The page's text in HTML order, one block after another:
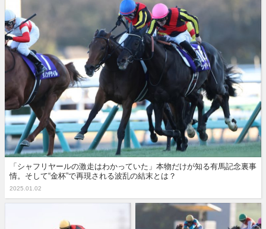
「シャフリヤールの激走はわかっていた」本物だけが知る有馬記念裏事
情。そして“金杯”で再現される波乱の結末とは？
2025.01.02